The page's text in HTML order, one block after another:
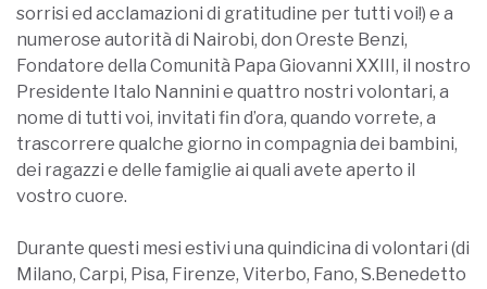
sorrisi ed acclamazioni di gratitudine per tutti voi!) e a
numerose autorità di Nairobi, don Oreste Benzi,
Fondatore della Comunità Papa Giovanni XXIII, il nostro
Presidente Italo Nannini e quattro nostri volontari, a
nome di tutti voi, invitati fin d’ora, quando vorrete, a
trascorrere qualche giorno in compagnia dei bambini,
dei ragazzi e delle famiglie ai quali avete aperto il
vostro cuore.
Durante questi mesi estivi una quindicina di volontari (di
Milano, Carpi, Pisa, Firenze, Viterbo, Fano, S.Benedetto